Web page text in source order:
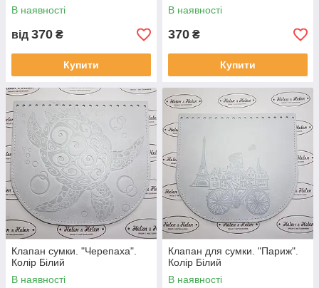
В наявності
від 370 ₴
Купити
В наявності
370 ₴
Купити
Клапан сумки. "Черепаха".
Колір Білий
В наявності
Клапан для сумки. "Париж".
Колір Білий
В наявності